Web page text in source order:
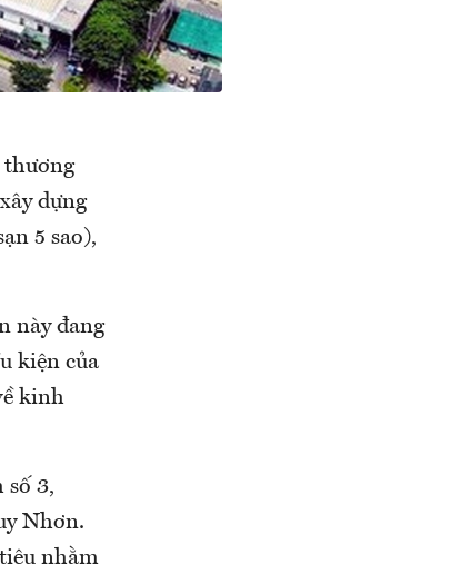
thương
dựng
5 sao),
này đang
kiện của
kinh
số 3,
Nhơn.
nhằm